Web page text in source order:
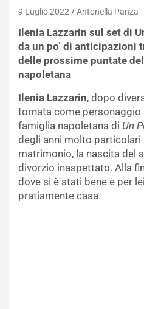
9 Luglio 2022 Antonella Panza
Ilenia Lazzarin sul set di
da un po’ di anticipazioni
delle prossime puntate
napoletana
Ilenia Lazzarin, dopo
tornata come personaggio
famiglia napoletana di Un
degli anni molto particolari
matrimonio, la nascita del
divorzio inaspettato. Alla
dove si è stati bene e per
pratiamente casa.